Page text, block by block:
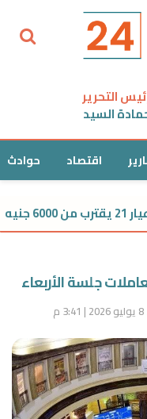
التحرير
السيد
اقتصاد حوادث
جلسة الأربعاء